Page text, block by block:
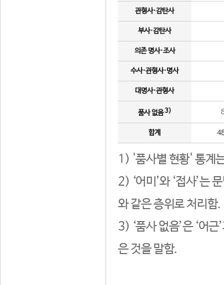
관형사·감탄사
부사·감탄사
의존 명사·조사
수사·관형사·명사
대명사·관형사
품사 없음3)
합계
1) '품사별 현황' 통계
2) ‘어미’와 ‘접사’는
와 같은 층위로 처리함.
3) ‘품사 없음’은 ‘어
은 것을 말함.